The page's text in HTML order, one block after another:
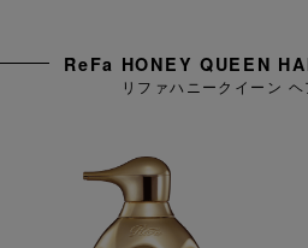
ReFa HONEY QUEEN
リファハニークイーン